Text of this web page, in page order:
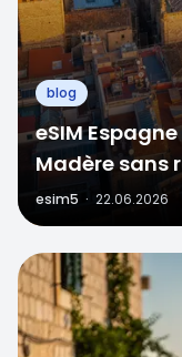
blog
eSIM
Madère sans
esim5 · 22.06.2026